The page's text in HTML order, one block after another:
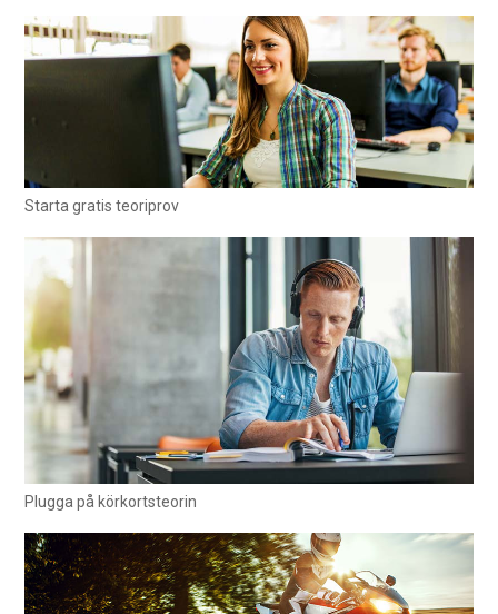
Starta gratis teoriprov
Plugga på körkortsteorin